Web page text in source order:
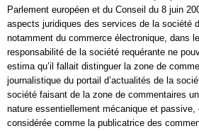
Parlement européen et du Conseil du 8 juin
aspects juridiques des services de la société
notamment du commerce électronique, dans
responsabilité de la société requérante ne
estima qu’il fallait distinguer la zone de
journalistique du portail d’actualités de la
société faisant de la zone de commentaires
nature essentiellement mécanique et passive,
considérée comme la publicatrice des